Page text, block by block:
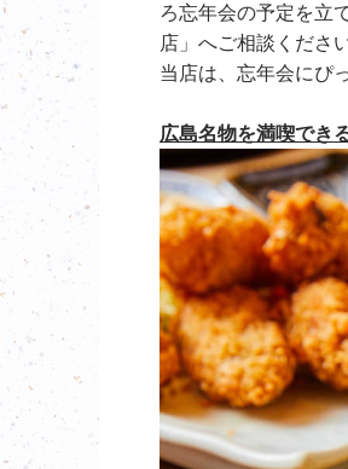
ろ忘年会の予定を立
店」へご相談ください
当店は、忘年会にぴ
広島名物を満喫でき